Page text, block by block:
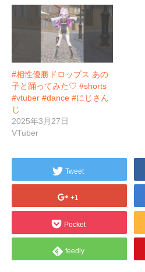
#相性優勝ドロップス あの
子と踊ってみた♡ #shorts
#vtuber #dance #にじさん
じ
2025年3月27日
VTuber
Tweet
+1
Pocket
feedly